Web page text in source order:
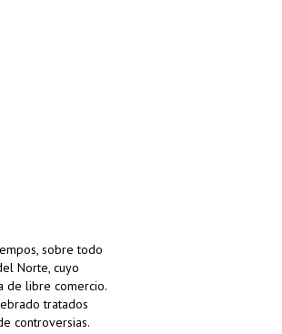
sobre todo
Norte, cuyo
de libre comercio.
tratados
controversias.